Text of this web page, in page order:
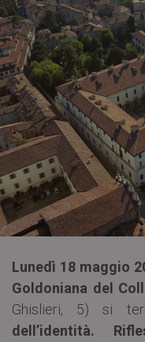
Lunedì 18 maggio
Goldoniana del
Ghislieri, 5) si
dell’identità.